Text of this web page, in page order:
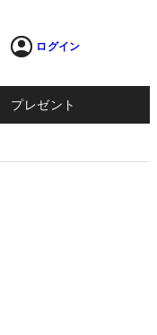
ログイン
プレゼント